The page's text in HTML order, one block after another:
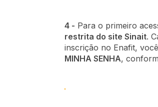
4 - Para o primeiro
restrita do site Sinait.
inscrição no Enafit,
MINHA SENHA,